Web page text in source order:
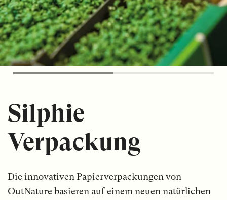
Silphie
Verpackung
Die innovativen Papierverpackungen von
OutNature basieren auf einem neuen natürlichen